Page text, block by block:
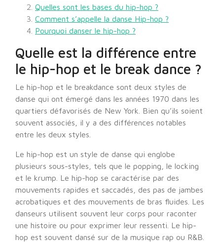
Quelles sont les bases du hip-hop ?
Comment s’appelle la danse Hip-hop ?
Pourquoi danser le hip-hop ?
Quelle est la différence entre
le hip-hop et le break dance ?
Le hip-hop et le breakdance sont deux styles de
danse qui ont émergé dans les années 1970 dans les
quartiers défavorisés de New York. Bien qu’ils soient
souvent associés, il y a des différences notables
entre les deux styles.
Le hip-hop est un style de danse qui englobe
plusieurs sous-styles, tels que le popping, le locking
et le krump. Le hip-hop se caractérise par des
mouvements rapides et saccadés, des pas de jambes
acrobatiques et des mouvements de bras fluides. Les
danseurs utilisent souvent leur corps pour raconter
une histoire ou pour exprimer leur ressenti. Le hip-
hop est souvent dansé sur de la musique rap ou R&B.